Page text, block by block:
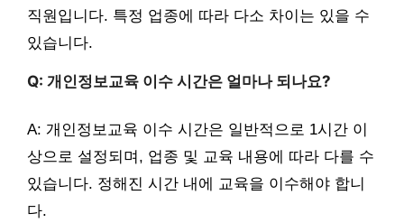
직원입니다. 특정 업종에 따라 다소 차이는 있을 수
있습니다.
Q: 개인정보교육 이수 시간은 얼마나 되나요?
A: 개인정보교육 이수 시간은 일반적으로 1시간 이
상으로 설정되며, 업종 및 교육 내용에 따라 다를 수
있습니다. 정해진 시간 내에 교육을 이수해야 합니
다.